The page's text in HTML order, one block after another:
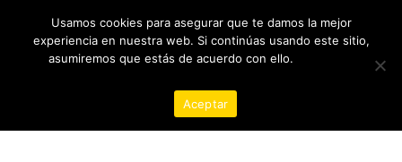
contenido
08/08/2026 5:53:29 PM
Usamos cookies para asegurar que te damos la mejor
experiencia en nuestra web. Si continúas usando este sitio,
asumiremos que estás de acuerdo con ello.
Aceptar